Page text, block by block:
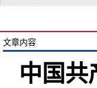
文章内容
中国共